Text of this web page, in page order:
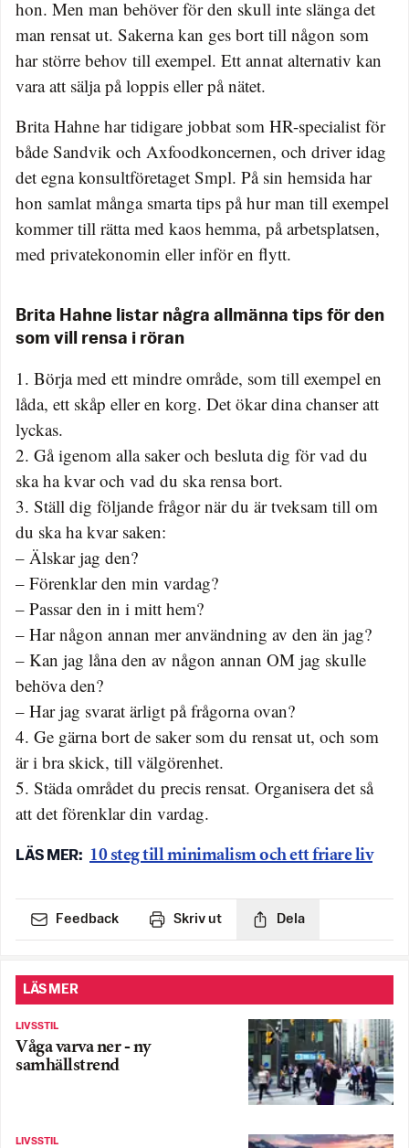
hon. Men man behöver för den skull inte slänga det
man rensat ut. Sakerna kan ges bort till någon som
har större behov till exempel. Ett annat alternativ kan
vara att sälja på loppis eller på nätet.
Brita Hahne har tidigare jobbat som HR-specialist för
både Sandvik och Axfoodkoncernen, och driver idag
det egna konsultföretaget Smpl. På sin hemsida har
hon samlat många smarta tips på hur man till exempel
kommer till rätta med kaos hemma, på arbetsplatsen,
med privatekonomin eller inför en flytt.
Brita Hahne listar några allmänna tips för den
som vill rensa i röran
1. Börja med ett mindre område, som till exempel en
låda, ett skåp eller en korg. Det ökar dina chanser att
lyckas.
2. Gå igenom alla saker och besluta dig för vad du
ska ha kvar och vad du ska rensa bort.
3. Ställ dig följande frågor när du är tveksam till om
du ska ha kvar saken:
– Älskar jag den?
– Förenklar den min vardag?
– Passar den in i mitt hem?
– Har någon annan mer användning av den än jag?
– Kan jag låna den av någon annan OM jag skulle
behöva den?
– Har jag svarat ärligt på frågorna ovan?
4. Ge gärna bort de saker som du rensat ut, och som
är i bra skick, till välgörenhet.
5. Städa området du precis rensat. Organisera det så
att det förenklar din vardag.
10 steg till minimalism och ett friare liv
Feedback Skriv ut Dela
LÄS MER
LIVSSTIL
Våga varva ner - ny
samhällstrend
LIVSSTIL